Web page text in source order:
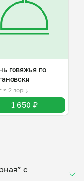
говяжья по
≈ 2 порц.
1 650 ₽
с